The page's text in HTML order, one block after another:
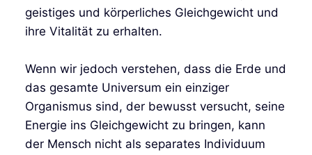
geistiges und körperliches Gleichgewicht und
ihre Vitalität zu erhalten.
Wenn wir jedoch verstehen, dass die Erde und
das gesamte Universum ein einziger
Organismus sind, der bewusst versucht, seine
Energie ins Gleichgewicht zu bringen, kann
der Mensch nicht als separates Individuum